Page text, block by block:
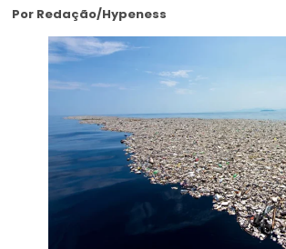
Por Redação/Hypeness